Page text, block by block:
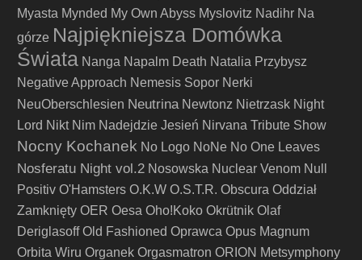
Myasta Mynded My Own Abyss Myslovitz Nadihr Na
górze Najpiękniejsza Domówka
Świata Nanga Napalm Death Natalia Przybysz
Negative Approach Nemesis Sopor Nerki
NeuOberschlesien Neutrina Newtonz Nietrzask Night
Lord Nikt Nim Nadejdzie Jesień Nirvana Tribute Show
Nocny Kochanek No Logo NoNe No One Leaves
Nosferatu Night vol.2 Nosowska Nuclear Venom Null
Positiv O'Hamsters O.K.W O.S.T.R. Obscura Oddział
Zamknięty OER Oesa Oho!Koko Okrütnik Olaf
Deriglasoff Old Fashioned Oprawca Opus Magnum
Orbita Wiru Organek Orgasmatron ORION Metsymphony